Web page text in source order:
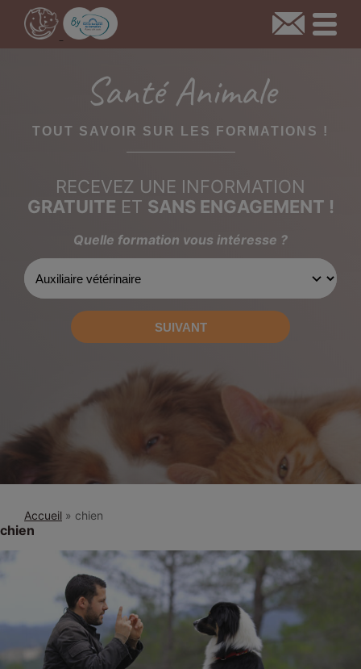
Santé Animale
TOUT SAVOIR SUR LES FORMATIONS !
RECEVEZ UNE INFORMATION
GRATUITE ET SANS ENGAGEMENT !
Quelle formation vous intéresse ?
Accueil » chien
chien